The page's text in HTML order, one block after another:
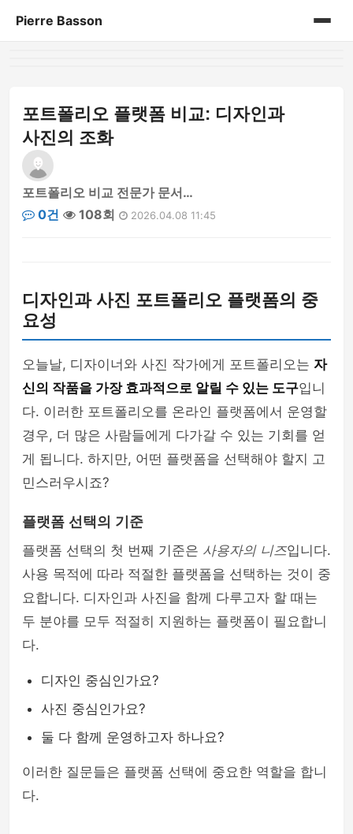
Pierre Basson
포트폴리오 플랫폼 비교: 디자인과
사진의 조화
포트폴리오 비교 전문가 문서…
0건
108회 2026.04.08 11:45
디자인과 사진 포트폴리오 플랫폼의 중
요성
오늘날, 디자이너와 사진 작가에게 포트폴리오는 자
신의 작품을 가장 효과적으로 알릴 수 있는 도구입니
다. 이러한 포트폴리오를 온라인 플랫폼에서 운영할
경우, 더 많은 사람들에게 다가갈 수 있는 기회를 얻
게 됩니다. 하지만, 어떤 플랫폼을 선택해야 할지 고
민스러우시죠?
플랫폼 선택의 기준
플랫폼 선택의 첫 번째 기준은 사용자의 니즈입니다.
사용 목적에 따라 적절한 플랫폼을 선택하는 것이 중
요합니다. 디자인과 사진을 함께 다루고자 할 때는
두 분야를 모두 적절히 지원하는 플랫폼이 필요합니
다.
디자인 중심인가요?
사진 중심인가요?
둘 다 함께 운영하고자 하나요?
이러한 질문들은 플랫폼 선택에 중요한 역할을 합니
다.